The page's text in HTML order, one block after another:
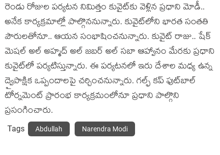
రెండు రోజుల ప‌ర్య‌ట‌న నిమిత్తం కువైట్‌కు వెళ్లిన ప్ర‌ధాని మోడీ..
అనేక కార్య‌క్ర‌మాల్లో పాల్గొన‌నున్నారు. కువైట్‌లోని భార‌త సంత‌తి
పౌరుల‌తోనూ.. ఆయ‌న సంభాషించ‌నున్నారు. కువైట్ రాజు.. షేక్
మెష‌ల్ అల్ అహ్మ‌ద్ అల్ జ‌బ‌ర్ అల్ స‌బా ఆహ్వానం మేర‌కు ప్ర‌ధాని
కువైట్‌లో ప‌ర్య‌టిస్తున్నారు. ఈ ప‌ర్య‌ట‌న‌లో ఇరు దేశాల మ‌ధ్య ఉన్న
ద్వైపాక్షిక ఒప్పందాలపై చ‌ర్చించ‌నున్నారు. గల్ఫ్ క‌ప్ ఫుట్‌బాల్
టోర్న‌మెంట్ ప్రారంభ కార్య‌క్ర‌మంలోనూ ప్ర‌ధాని పాల్గొని
ప్ర‌సంగించారు.
Tags Abdullah Narendra Modi